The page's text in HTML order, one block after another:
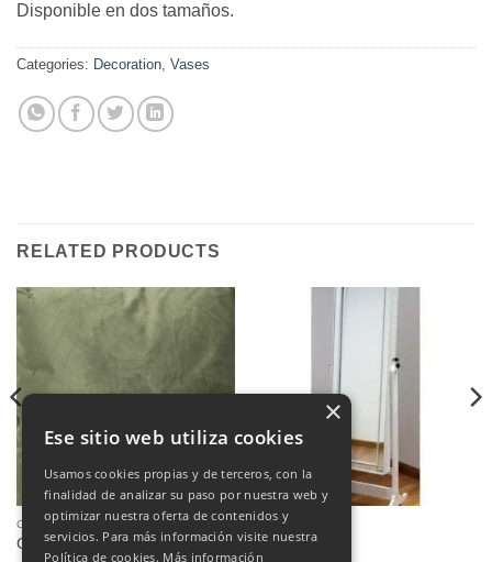
Disponible en dos tamaños.
Categories: Decoration, Vases
RELATED PRODUCTS
CUSHIONS
Cojines
DECORATION
Espejo
×
Ese sitio web utiliza cookies
Usamos cookies propias y de terceros, con la
finalidad de analizar su paso por nuestra web y
optimizar nuestra oferta de contenidos y
servicios. Para más información visite nuestra
Política de cookies. Más información